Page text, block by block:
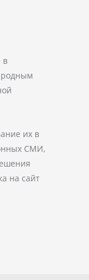
в
их в
СМИ,
на сайт